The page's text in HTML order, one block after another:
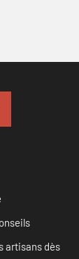
artisans dès